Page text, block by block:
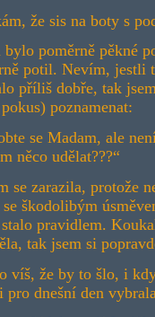
že sis na boty s
bylo poměrně pěkné
potil. Nevím, jestli
příliš dobře, tak
poznamenat:
se Madam, ale
něco udělat???“
se zarazila, protože
se škodolibým
pravidlem.
tak jsem si
víš, že by to šlo, i
pro dnešní den